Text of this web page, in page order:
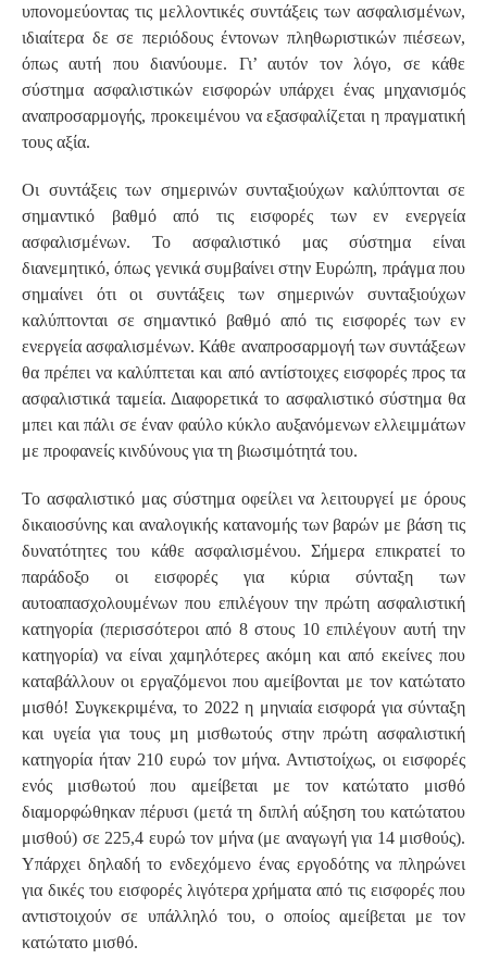
υπονομεύοντας τις μελλοντικές συντάξεις των ασφαλισμένων,
ιδιαίτερα δε σε περιόδους έντονων πληθωριστικών πιέσεων,
όπως αυτή που διανύουμε. Γι’ αυτόν τον λόγο, σε κάθε
σύστημα ασφαλιστικών εισφορών υπάρχει ένας μηχανισμός
αναπροσαρμογής, προκειμένου να εξασφαλίζεται η πραγματική
τους αξία.
Οι συντάξεις των σημερινών συνταξιούχων καλύπτονται σε
σημαντικό βαθμό από τις εισφορές των εν ενεργεία
ασφαλισμένων. Το ασφαλιστικό μας σύστημα είναι
διανεμητικό, όπως γενικά συμβαίνει στην Ευρώπη, πράγμα που
σημαίνει ότι οι συντάξεις των σημερινών συνταξιούχων
καλύπτονται σε σημαντικό βαθμό από τις εισφορές των εν
ενεργεία ασφαλισμένων. Κάθε αναπροσαρμογή των συντάξεων
θα πρέπει να καλύπτεται και από αντίστοιχες εισφορές προς τα
ασφαλιστικά ταμεία. Διαφορετικά το ασφαλιστικό σύστημα θα
μπει και πάλι σε έναν φαύλο κύκλο αυξανόμενων ελλειμμάτων
με προφανείς κινδύνους για τη βιωσιμότητά του.
Το ασφαλιστικό μας σύστημα οφείλει να λειτουργεί με όρους
δικαιοσύνης και αναλογικής κατανομής των βαρών με βάση τις
δυνατότητες του κάθε ασφαλισμένου. Σήμερα επικρατεί το
παράδοξο οι εισφορές για κύρια σύνταξη των
αυτοαπασχολουμένων που επιλέγουν την πρώτη ασφαλιστική
κατηγορία (περισσότεροι από 8 στους 10 επιλέγουν αυτή την
κατηγορία) να είναι χαμηλότερες ακόμη και από εκείνες που
καταβάλλουν οι εργαζόμενοι που αμείβονται με τον κατώτατο
μισθό! Συγκεκριμένα, το 2022 η μηνιαία εισφορά για σύνταξη
και υγεία για τους μη μισθωτούς στην πρώτη ασφαλιστική
κατηγορία ήταν 210 ευρώ τον μήνα. Αντιστοίχως, οι εισφορές
ενός μισθωτού που αμείβεται με τον κατώτατο μισθό
διαμορφώθηκαν πέρυσι (μετά τη διπλή αύξηση του κατώτατου
μισθού) σε 225,4 ευρώ τον μήνα (με αναγωγή για 14 μισθούς).
Υπάρχει δηλαδή το ενδεχόμενο ένας εργοδότης να πληρώνει
για δικές του εισφορές λιγότερα χρήματα από τις εισφορές που
αντιστοιχούν σε υπάλληλό του, ο οποίος αμείβεται με τον
κατώτατο μισθό.